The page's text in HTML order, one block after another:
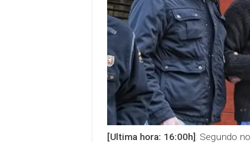
[Ultima hora: 16:00h] : Segundo